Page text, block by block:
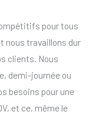
pour tous
nous travaillons dur
clients. Nous
demi-journée ou
besoins pour une
et ce, même le